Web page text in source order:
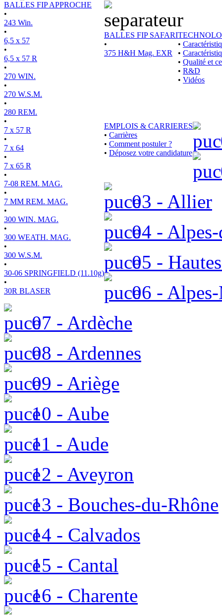
BALLES FIP APPROCHE
•
243 Win.
•
6,5 x 57
•
6,5 x 57 R
•
270 WIN.
•
270 W.S.M.
•
280 REM.
•
7 x 57 R
•
7 x 64
•
7 x 65 R
•
7-08 REM. MAG.
•
7 MM REM. MAG.
•
300 WIN. MAG.
•
300 WEATH. MAG.
•
300 W.S.M.
•
30-06 SPRINGFIELD (11.10g)
•
30R BLASER
BALLES FIP SAFARI
•
375 H&H Mag. EXR
•
•
• Qualité et
• R&D
• Vidéos
EMPLOIS & CARRIERES
• Carrières
• Comment postuler ?
• Déposez votre candidature
03 - Allier
04 - Alpes-
05 -
06 -
07 - Ardèche
08 - Ardennes
09 - Ariège
10 - Aube
11 - Aude
12 - Aveyron
13 - Bouches-du-Rhône
14 - Calvados
15 - Cantal
16 - Charente